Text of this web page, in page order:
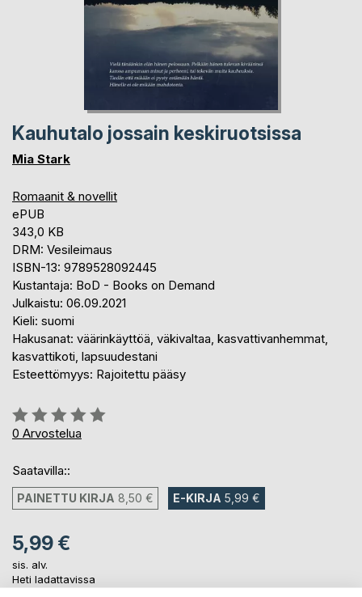
Kauhutalo jossain keskiruotsissa
Mia Stark
Romaanit & novellit
ePUB
343,0 KB
DRM: Vesileimaus
ISBN-13: 9789528092445
Kustantaja: BoD - Books on Demand
Julkaistu: 06.09.2021
Kieli: suomi
Hakusanat: väärinkäyttöä, väkivaltaa, kasvattivanhemmat,
kasvattikoti, lapsuudestani
Esteettömyys: Rajoitettu pääsy
Arvostelu::
0%
0 Arvostelua
Saatavilla::
PAINETTU KIRJA 8,50 € E-KIRJA 5,99 €
5,99 €
sis. alv.
Heti ladattavissa